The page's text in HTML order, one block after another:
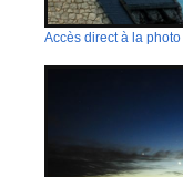
Accès direct à la photo